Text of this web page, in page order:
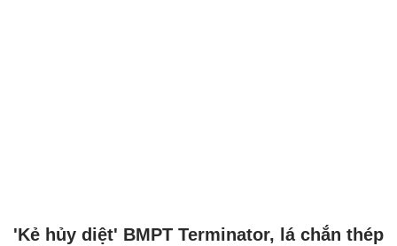
'Kẻ hủy diệt' BMPT Terminator, lá chắn thép